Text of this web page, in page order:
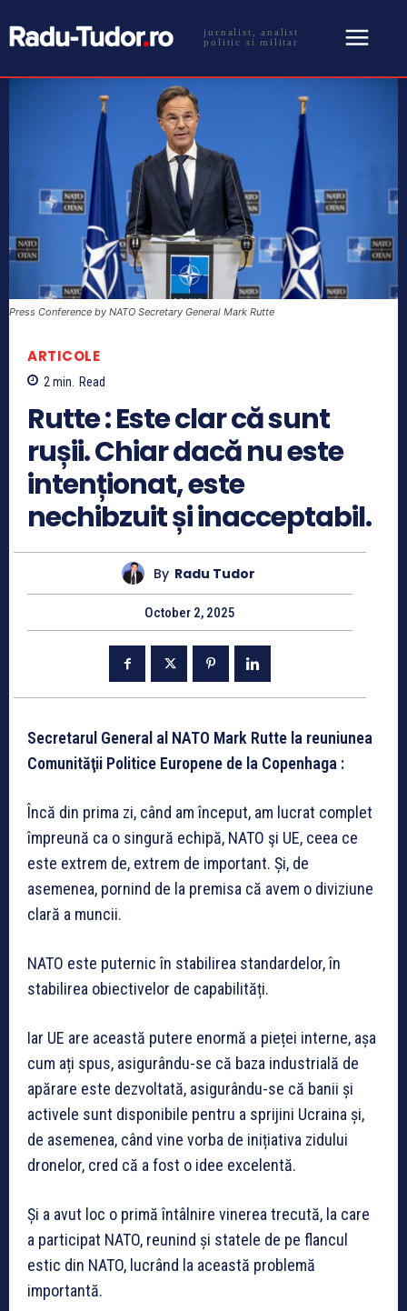
jurnalist, analist
politic si militar
Press Conference by NATO Secretary General Mark Rutte
ARTICOLE
2 min. Read
Rutte : Este clar că sunt
rușii. Chiar dacă nu este
intenționat, este
nechibzuit și inacceptabil.
By Radu Tudor
October 2, 2025
Secretarul General al NATO Mark Rutte la reuniunea
Comunităţii Politice Europene de la Copenhaga :
Încă din prima zi, când am început, am lucrat complet
împreună ca o singură echipă, NATO şi UE, ceea ce
este extrem de, extrem de important. Și, de
asemenea, pornind de la premisa că avem o diviziune
clară a muncii.
NATO este puternic în stabilirea standardelor, în
stabilirea obiectivelor de capabilități.
Iar UE are această putere enormă a pieței interne, așa
cum ați spus, asigurându-se că baza industrială de
apărare este dezvoltată, asigurându-se că banii și
activele sunt disponibile pentru a sprijini Ucraina și,
de asemenea, când vine vorba de inițiativa zidului
dronelor, cred că a fost o idee excelentă.
Și a avut loc o primă întâlnire vinerea trecută, la care
a participat NATO, reunind și statele de pe flancul
estic din NATO, lucrând la această problemă
importantă.